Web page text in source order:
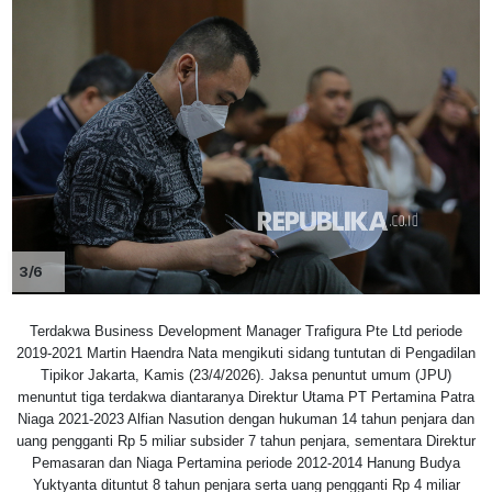
3/6
Terdakwa Business Development Manager Trafigura Pte Ltd periode
2019-2021 Martin Haendra Nata mengikuti sidang tuntutan di Pengadilan
Tipikor Jakarta, Kamis (23/4/2026). Jaksa penuntut umum (JPU)
menuntut tiga terdakwa diantaranya Direktur Utama PT Pertamina Patra
Niaga 2021-2023 Alfian Nasution dengan hukuman 14 tahun penjara dan
uang pengganti Rp 5 miliar subsider 7 tahun penjara, sementara Direktur
Pemasaran dan Niaga Pertamina periode 2012-2014 Hanung Budya
Yuktyanta dituntut 8 tahun penjara serta uang pengganti Rp 4 miliar